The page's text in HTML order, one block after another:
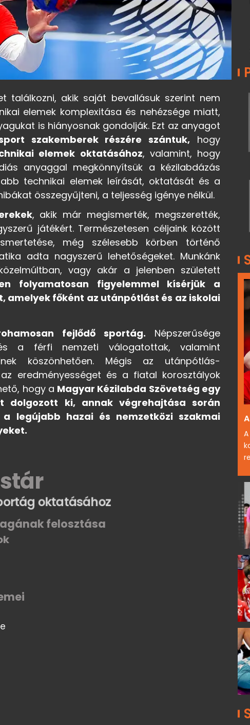
találkozni, akik saját bevallásuk szerint nem
elemek komplexitása és nehézsége miatt,
is hiányosnak gondolják. Ezt az anyagot
szakemberek részére szántuk, hogy
elemek oktatásához, valamint, hogy
anyaggal megkönnyítsük a kézilabdázás
technikai elemek leírását, oktatását és a
összegyűjteni, a teljesség igénye nélkül.
, akik már megismerték, megszerették,
játékért. Természetesen céljaink között
még szélesebb körben történő
adta nagyszerű lehetőségeket. Munkánk
vagy akár a jelenben született
folyamatosan figyelemmel kísérjük a
főként az utánpótlást és az iskolai
fejlődő sportág. Népszerűsége
a férfi nemzeti válogatottak, valamint
köszönhetően. Mégis az utánpótlás-
eredményességet és a fiatal korosztályok
hogy a Magyar Kézilabda Szövetség egy
dolgozott ki, annak végrehajtása során
legújabb hazai és nemzetközi szakmai
oktatásához
felosztása